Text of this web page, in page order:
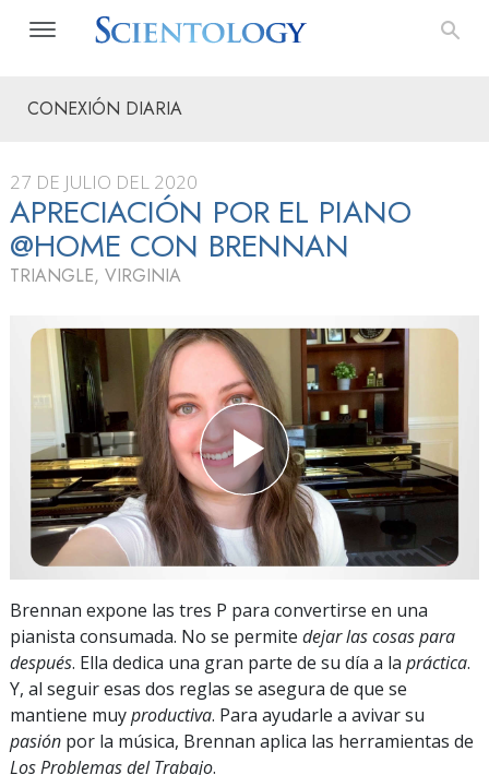
CONEXIÓN DIARIA
27 DE JULIO DEL 2020
APRECIACIÓN POR EL PIANO
@HOME CON BRENNAN
TRIANGLE, VIRGINIA
Brennan expone las tres P para convertirse en una
pianista consumada. No se permite dejar las cosas para
después. Ella dedica una gran parte de su día a la práctica.
Y, al seguir esas dos reglas se asegura de que se
mantiene muyproductiva. Para ayudarle a avivar su
pasión por la música, Brennan aplica las herramientas de
Los Problemas del Trabajo.